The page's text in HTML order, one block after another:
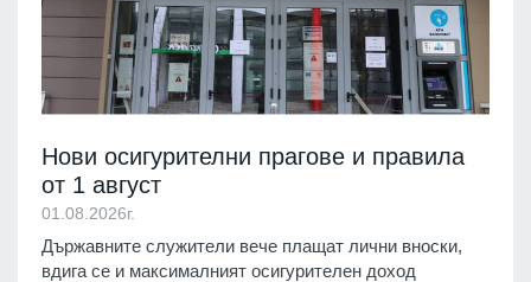
Нови осигурителни прагове и правила
от 1 август
01.08.2026г.
Държавните служители вече плащат лични вноски,
вдига се и максималният осигурителен доход